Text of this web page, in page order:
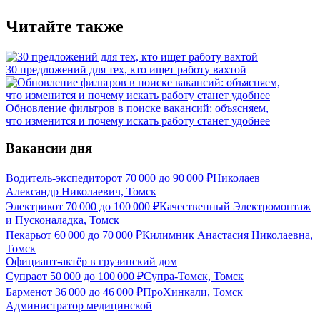
Читайте также
30 предложений для тех, кто ищет работу вахтой
Обновление фильтров в поиске вакансий: объясняем,
что изменится и почему искать работу станет удобнее
Вакансии дня
Водитель-экспедиторот 70 000 до 90 000 ₽Николаев
Александр Николаевич, Томск
Электрикот 70 000 до 100 000 ₽Качественный Электромонтаж
и Пусконаладка, Томск
Пекарьот 60 000 до 70 000 ₽Килимник Анастасия Николаевна,
Томск
Официант-актёр в грузинский дом
Супраот 50 000 до 100 000 ₽Супра-Томск, Томск
Барменот 36 000 до 46 000 ₽ПроХинкали, Томск
Администратор медицинской